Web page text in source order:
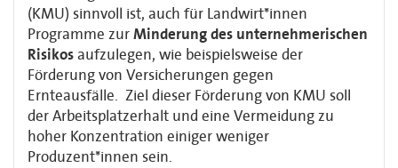
(KMU) sinnvoll ist, auch für Landwirt*innen
Programme zurMinderung des unternehmerischen
Risikosaufzulegen, wie beispielsweise der
Förderung von Versicherungen gegen
Ernteausfälle. Ziel dieser Förderung von KMU soll
der Arbeitsplatzerhalt und eine Vermeidung zu
hoher Konzentration einiger weniger
Produzent*innen sein.